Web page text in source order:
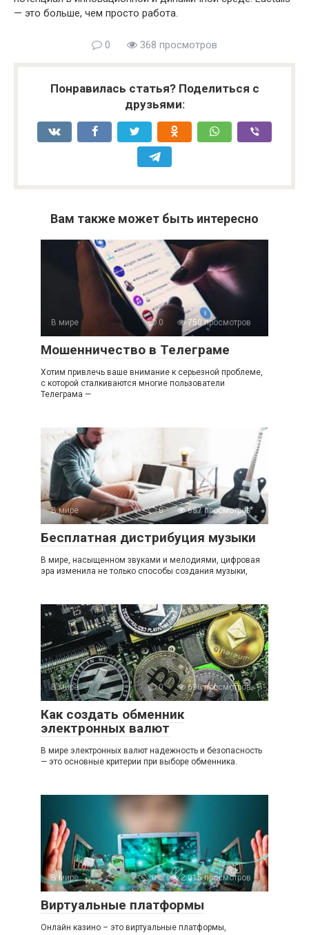
— это больше, чем просто работа.
0 368 просмотров
Понравилась статья? Поделиться с
друзьями:
Вам также может быть интересно
В мире 0 750 просмотров
Мошенничество в Телеграме
Хотим привлечь ваше внимание к серьезной проблеме,
с которой сталкиваются многие пользователи
Телеграма —
В мире 0 687 просмотров
Бесплатная дистрибуция музыки
В мире, насыщенном звуками и мелодиями, цифровая
эра изменила не только способы создания музыки,
В мире 0 696 просмотров
Как создать обменник
электронных валют
В мире электронных валют надежность и безопасность
— это основные критерии при выборе обменника.
В мире 0 2 015 просмотров
Виртуальные платформы
Онлайн казино – это виртуальные платформы,